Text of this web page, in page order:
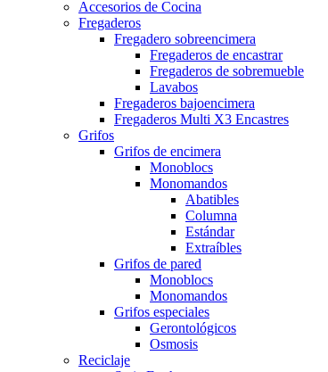
Accesorios de Cocina
Fregaderos
Fregadero sobreencimera
Fregaderos de encastrar
Fregaderos de sobremueble
Lavabos
Fregaderos bajoencimera
Fregaderos Multi X3 Encastres
Grifos
Grifos de encimera
Monoblocs
Monomandos
Abatibles
Columna
Estándar
Extraíbles
Grifos de pared
Monoblocs
Monomandos
Grifos especiales
Gerontológicos
Osmosis
Reciclaje